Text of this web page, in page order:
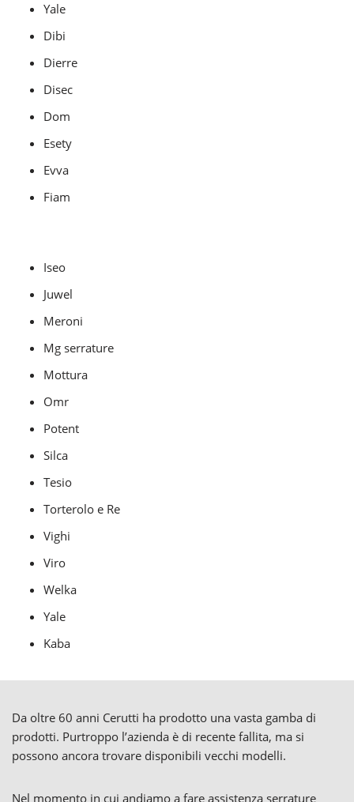
Yale
Dibi
Dierre
Disec
Dom
Esety
Evva
Fiam
Iseo
Juwel
Meroni
Mg serrature
Mottura
Omr
Potent
Silca
Tesio
Torterolo e Re
Vighi
Viro
Welka
Yale
Kaba
Da oltre 60 anni Cerutti ha prodotto una vasta gamba di
prodotti. Purtroppo l’azienda è di recente fallita, ma si
possono ancora trovare disponibili vecchi modelli.
Nel momento in cui andiamo a fare assistenza serrature